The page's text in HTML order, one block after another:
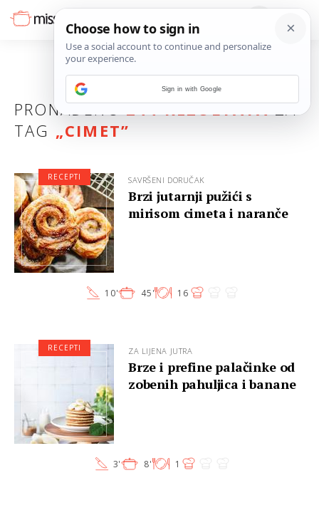
PRONAĐENO244 REZULTATAZA
TAG „CIMET”
SAVRŠENI DORUČAK
Brzi jutarnji pužići s
mirisom cimeta i naranče
10' 45' 16
RECEPTI
ZA LIJENA JUTRA
Brze i prefine palačinke od
zobenih pahuljica i banane
3' 8' 1
RECEPTI
Sign in with Google